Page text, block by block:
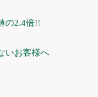
の2.4倍!!
いお客様へ